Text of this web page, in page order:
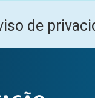
de